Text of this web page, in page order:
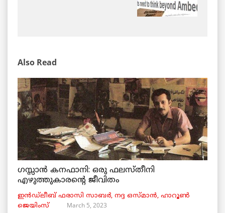
Also Read
ഗസ്സാൻ കനഫാനി: ഒരു ഫലസ്തീനി
എഴുത്തുകാരന്റെ ജീവിതം
ഇൻഡ്ലീബ് ​​ഫരാസി സാബർ, നദ്ദ ഒസ്മാൻ, ഹാറൂൺ
ജെയിംസ്
March 5, 2023